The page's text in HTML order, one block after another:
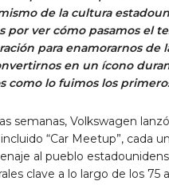
de la cultura
por ver cómo pasamos el
para enamorarnos de
en un ícono
como lo fuimos los
semanas, Volkswagen
“Car Meetup”, cada
al pueblo
clave a lo largo de los 75